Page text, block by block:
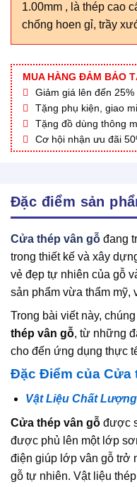
1.00mm , là thép cao
chống hoen gỉ, trầy
MUA HÀNG ĐẢM BẢO
Giảm giá lên đến
Tặng phụ kiện, giao
Tặng đồ dùng thông
Cơ hội nhận ưu đãi
Đặc điểm sản
Cửa thép vân gỗ đang
trong thiết kế và xây
vẻ đẹp tự nhiên của gỗ
sản phẩm vừa thẩm mỹ,
Trong bài viết này,
thép vân gỗ, từ những
cho đến ứng dụng thực
Đặc Điểm của Cửa
Vật Liệu Chất
Cửa thép vân gỗ được
được phủ lên một lớp
điện giúp lớp vân gỗ trở
gỗ tự nhiên. Vật liệu